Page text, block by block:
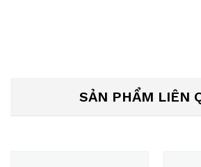
SẢN PHẨM LIÊN